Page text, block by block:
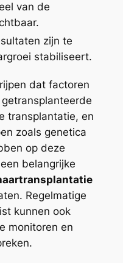
van de
zijn te
stabiliseert.
dat factoren
transplantatie, en
zoals genetica
op deze
belangrijke
Regelmatige
kunnen ook
monitoren en